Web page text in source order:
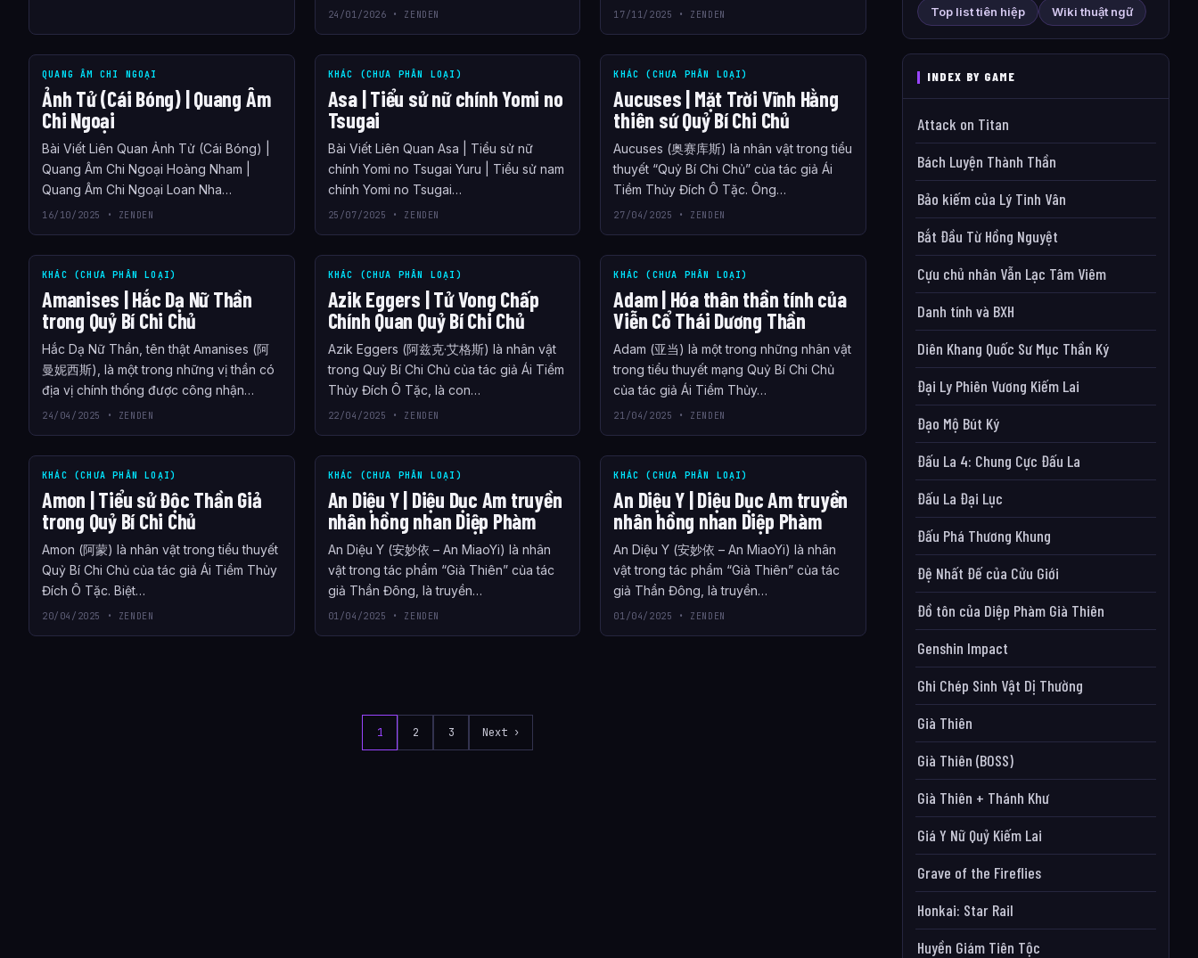
24/01/2026 • ZENDEN 17/11/2025 • ZENDEN
QUANG ÂM CHI NGOẠI
Ảnh Tử (Cái Bóng) | Quang Âm
Chi Ngoại
Bài Viết Liên Quan Ảnh Tử (Cái Bóng) |
Quang Âm Chi Ngoại Hoàng Nham |
Quang Âm Chi Ngoại Loan Nha…
16/10/2025 • ZENDEN
KHÁC (CHƯA PHÂN LOẠI)
Asa | Tiểu sử nữ chính Yomi no
Tsugai
Bài Viết Liên Quan Asa | Tiểu sử nữ
chính Yomi no Tsugai Yuru | Tiểu sử nam
chính Yomi no Tsugai…
25/07/2025 • ZENDEN
KHÁC (CHƯA PHÂN LOẠI)
Aucuses | Mặt Trời Vĩnh Hằng
thiên sứ Quỷ Bí Chi Chủ
Aucuses (奥赛库斯) là nhân vật trong tiểu
thuyết “Quỷ Bí Chi Chủ” của tác giả Ái
Tiềm Thủy Đích Ô Tặc. Ông…
27/04/2025 • ZENDEN
KHÁC (CHƯA PHÂN LOẠI)
Amanises | Hắc Dạ Nữ Thần
trong Quỷ Bí Chi Chủ
Hắc Dạ Nữ Thần, tên thật Amanises (阿
曼妮西斯), là một trong những vị thần có
địa vị chính thống được công nhận…
24/04/2025 • ZENDEN
KHÁC (CHƯA PHÂN LOẠI)
Azik Eggers | Tử Vong Chấp
Chính Quan Quỷ Bí Chi Chủ
Azik Eggers (阿兹克·艾格斯) là nhân vật
trong Quỷ Bí Chi Chủ của tác giả Ái Tiềm
Thủy Đích Ô Tặc, là con…
22/04/2025 • ZENDEN
KHÁC (CHƯA PHÂN LOẠI)
Adam | Hóa thân thần tính của
Viễn Cổ Thái Dương Thần
Adam (亚当) là một trong những nhân vật
trong tiểu thuyết mạng Quỷ Bí Chi Chủ
của tác giả Ái Tiềm Thủy…
21/04/2025 • ZENDEN
KHÁC (CHƯA PHÂN LOẠI)
Amon | Tiểu sử Độc Thần Giả
trong Quỷ Bí Chi Chủ
Amon (阿蒙) là nhân vật trong tiểu thuyết
Quỷ Bí Chi Chủ của tác giả Ái Tiềm Thủy
Đích Ô Tặc. Biệt…
20/04/2025 • ZENDEN
KHÁC (CHƯA PHÂN LOẠI)
An Diệu Y | Diệu Dục Am truyền
nhân hồng nhan Diệp Phàm
An Diệu Y (安妙依 – An MiaoYi) là nhân
vật trong tác phẩm “Già Thiên” của tác
giả Thần Đông, là truyền…
01/04/2025 • ZENDEN
KHÁC (CHƯA PHÂN LOẠI)
An Diệu Y | Diệu Dục Am truyền
nhân hồng nhan Diệp Phàm
An Diệu Y (安妙依 – An MiaoYi) là nhân
vật trong tác phẩm “Già Thiên” của tác
giả Thần Đông, là truyền…
01/04/2025 • ZENDEN
1 2 3 Next ›
Top list tiên hiệp
Wiki thuật ngữ
INDEX BY GAME
Attack on Titan
Bách Luyện Thành Thần
Bảo kiếm của Lý Tinh Vân
Bắt Đầu Từ Hồng Nguyệt
Cựu chủ nhân Vẫn Lạc Tâm Viêm
Danh tính và BXH
Diên Khang Quốc Sư Mục Thần Ký
Đại Ly Phiên Vương Kiếm Lai
Đạo Mộ Bút Ký
Đấu La 4: Chung Cực Đấu La
Đấu La Đại Lục
Đấu Phá Thương Khung
Đệ Nhất Đế của Cửu Giới
Đồ tôn của Diệp Phàm Già Thiên
Genshin Impact
Ghi Chép Sinh Vật Dị Thường
Già Thiên
Già Thiên (BOSS)
Già Thiên + Thánh Khư
Giá Y Nữ Quỷ Kiếm Lai
Grave of the Fireflies
Honkai: Star Rail
Huyền Giám Tiên Tộc